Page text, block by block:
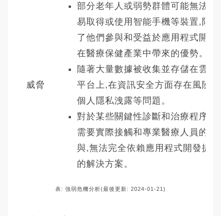
威脅
部分老年人或弱勢群體可能無法輕
易取得或使用智能手機等裝置,限制
了他們參與和受益於應用程式開發
在醫療保健產業中帶來的優勢。
隨著大量數據被收集並存儲在雲端
平台上,在資訊安全方面存在風險,
個人隱私洩露等問題。
對於某些關鍵性診斷和治療程序仍
需要實際接觸和專業醫療人員的參
與,無法完全依賴應用程式開發提供
的解決方案。
表: 強弱危機分析(最後更新: 2024-01-21)